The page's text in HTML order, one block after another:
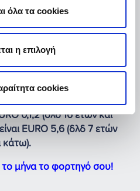
όλα τα cookies
η επιλογή
cookies
0,1,2 (δλδ 16 ετών και
EURO 5,6 (δλδ 7 ετών
κάτω).
μήνα το φορτηγό σου!